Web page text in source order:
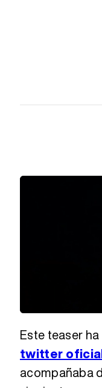
Este teaser
twitter
acompañaba